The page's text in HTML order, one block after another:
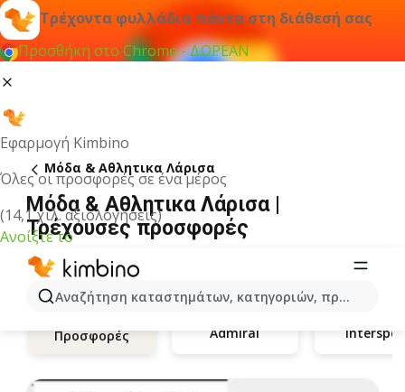
Τρέχοντα φυλλάδια πάντα στη διάθεσή σας
Προσθήκη στο Chrome - ΔΩΡΕΑΝ
Εφαρμογή Kimbino
Όλες οι προσφορές σε ένα μέρος
(14,1 χιλ. αξιολογήσεις)
Ανοίξτε το
Αναζήτηση καταστημάτων, κατηγοριών, προϊόντων...
Μόδα & Aθλητικα Λάρισα
Μόδα & Aθλητικα Λάρισα |
Τρέχουσες προσφορές
Προσφορές Admiral